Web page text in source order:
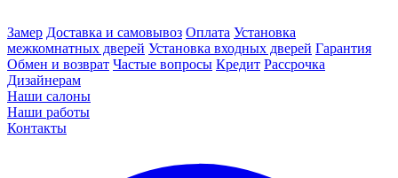
Замер Доставка и самовывоз Оплата Установка
межкомнатных дверей Установка входных дверей Гарантия
Обмен и возврат Частые вопросы Кредит Рассрочка
Дизайнерам
Наши салоны
Наши работы
Контакты